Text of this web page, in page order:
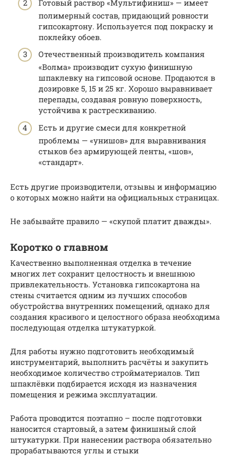
Готовый раствор «Мультифиниш» — имеет
полимерный состав, придающий ровности
гипсокартону. Используется под покраску и
поклейку обоев.
Отечественный производитель компания
«Волма» производит сухую финишную
шпаклевку на гипсовой основе. Продаются в
дозировке 5, 15 и 25 кг. Хорошо выравнивает
перепады, создавая ровную поверхность,
устойчива к растрескиванию.
Есть и другие смеси для конкретной
проблемы — «унишов» для выравнивания
стыков без армирующей ленты, «шов»,
«стандарт».
Есть другие производители, отзывы и информацию
о которых можно найти на официальных страницах.
Не забывайте правило — «скупой платит дважды».
Коротко о главном
Качественно выполненная отделка в течение
многих лет сохранит целостность и внешнюю
привлекательность. Установка гипсокартона на
стены считается одним из лучших способов
обустройства внутренних помещений, однако для
создания красивого и целостного образа необходима
последующая отделка штукатуркой.
Для работы нужно подготовить необходимый
инструментарий, выполнить расчёты и закупить
необходимое количество стройматериалов. Тип
шпаклёвки подбирается исходя из назначения
помещения и режима эксплуатации.
Работа проводится поэтапно – после подготовки
наносится стартовый, а затем финишный слой
штукатурки. При нанесении раствора обязательно
прорабатываются углы и стыки